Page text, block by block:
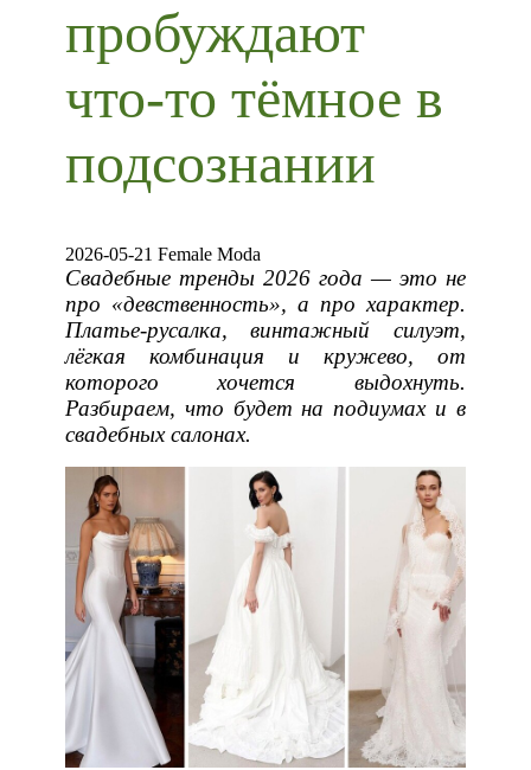
пробуждают
что-то тёмное в
подсознании
2026-05-21 Female Moda
Свадебные тренды 2026 года — это не
про «девственность», а про характер.
Платье-русалка, винтажный силуэт,
лёгкая комбинация и кружево, от
которого хочется выдохнуть.
Разбираем, что будет на подиумах и в
свадебных салонах.